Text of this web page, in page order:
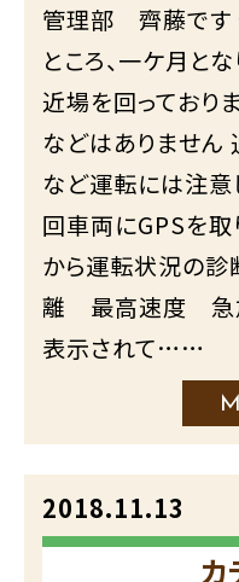
管理部 齊藤です
ところ、一ケ月と
近場を回っており
などはありません
など運転には注
回車両にGPSを取
から運転状況の
離 最高速度 急加
表示されて……
2018.11.13
カ